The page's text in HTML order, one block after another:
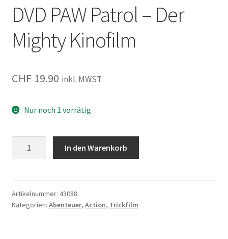
DVD PAW Patrol – Der
Mighty Kinofilm
CHF19.90 inkl. MWST
Nur noch 1 vorrätig
Mighty
Kinofilm
In den Warenkorb
Artikelnummer: 43088
Kategorien: Abenteuer, Action, Trickfilm